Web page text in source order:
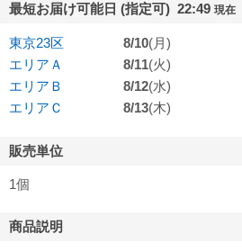
最短お届け可能日 (指定可) 22:49 現在
東京23区 8/10(月)
エリアＡ
8/11(火)
エリアＢ
8/12(水)
エリアＣ
8/13(木)
販売単位
1個
商品説明